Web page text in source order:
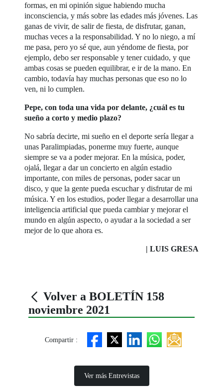
formas, en mi opinión sigue habiendo mucha
inconsciencia, y más sobre las edades más jóvenes. Las
ganas de vivir, de salir de fiesta, de disfrutar, ganan,
muchas veces a la responsabilidad. Y no lo niego, a mí
me pasa, pero yo sé que, aun yéndome de fiesta, por
ejemplo, debo ser responsable y tener cuidado, y que
ambas cosas se pueden equilibrar, e ir de la mano. En
cambio, todavía hay muchas personas que eso no lo
ven, ni lo cumplen.
Pepe, con toda una vida por delante, ¿cuál es tu
sueño a corto y medio plazo?
No sabría decirte, mi sueño en el deporte sería llegar a
unas Paralimpiadas, ponerme muy fuerte, aunque
siempre se va a poder mejorar. En la música, poder,
ojalá, llegar a dar un concierto en algún estadio
importante, con miles de personas, poder sacar un
disco, y que la gente pueda escuchar y disfrutar de mi
música. Y en los estudios, poder llegar a desarrollar una
inteligencia artificial que pueda cambiar y mejorar el
mundo en algún aspecto, o ayudar a la sociedad a ser
mejor de lo que ahora es.
| LUIS GRESA
Volver a BOLETÍN 158
noviembre 2021
Compartir :
Ver más Entrevistas